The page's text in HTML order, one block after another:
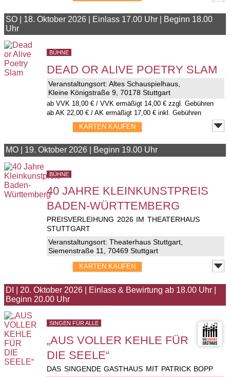
SO 18. Oktober 2026 Einlass 17.00 Uhr
Beginn 18.00
Uhr
BÜHNE
DEAD OR ALIVE POETRY SLAM
Veranstaltungsort:Altes Schauspielhaus
Kleine Königstraße 9, 70178 Stuttgart
abVVK 18,00 € / VVK ermäßigt 14,00 € zzgl. Gebühren
ab AK 22,00 € / AK ermäßigt 17,00 € inkl. Gebühren
KARTEN KAUFEN
MO 19. Oktober 2026 Beginn 19.00 Uhr
BÜHNE
40 JAHRE KLEINKUNSTPREIS
BADEN-WÜRTTEMBERG
PREISVERLEIHUNG 2026 IM THEATERHAUS
STUTTGART
Veranstaltungsort:Theaterhaus Stuttgart
Siemenstraße 11, 70469 Stuttgart
KARTEN KAUFEN
DI 20. Oktober 2026 Einlass & Bewirtung ab 18.00 Uhr
Beginn 20.00 Uhr
SINGEN FÜR ALLE
„AUS VOLLER KEHLE FÜR
DIE SEELE“
DAS SINGENDE GASTHAUS MIT PATRICK BOPP